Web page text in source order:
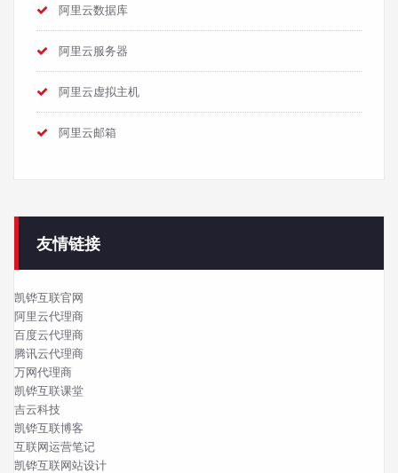
阿里云数据库
阿里云服务器
阿里云虚拟主机
阿里云邮箱
友情链接
凯铧互联官网
阿里云代理商
百度云代理商
腾讯云代理商
万网代理商
凯铧互联课堂
吉云科技
凯铧互联博客
互联网运营笔记
凯铧互联网站设计